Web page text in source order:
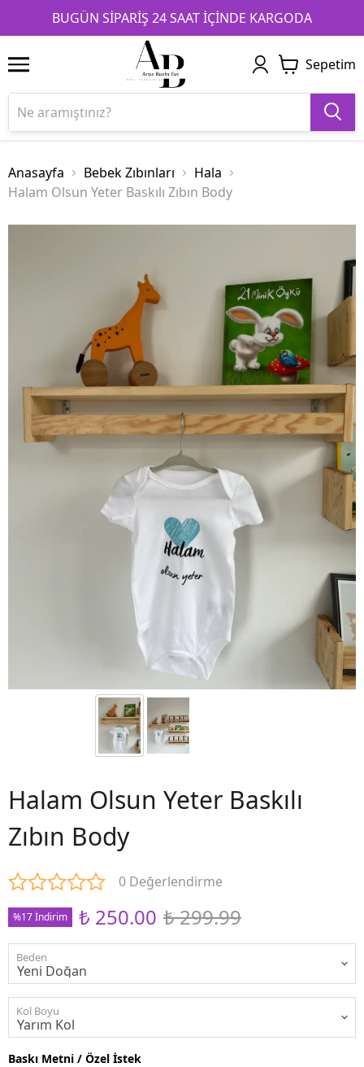
BUGÜN SİPARİŞ 24 SAAT İÇİNDE KARGODA
1 2 3
Sepetim
Anasayfa Bebek Zıbınları
Hala
Halam Olsun Yeter Baskılı Zıbın Body
Halam Olsun Yeter Baskılı
Zıbın Body
0 Değerlendirme
%17 İndirim ₺ 250.00 ₺ 299.99
Beden
Kol Boyu
Baskı Metni / Özel İstek